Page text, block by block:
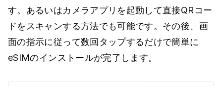
す。あるいはカメラアプリを起動して直接QRコー
ドをスキャンする方法でも可能です。その後、画
面の指示に従って数回タップするだけで簡単に
eSIMのインストールが完了します。